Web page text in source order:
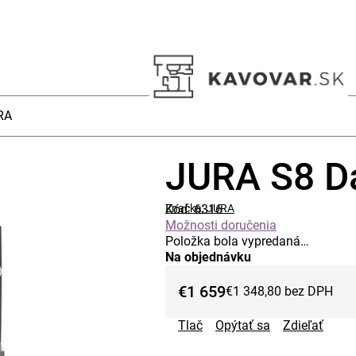
JURA S8
Kód: 6316
Značka:JURA
€1 659€1 348,80 bez DPH
Na objednávku
Možnosti doručenia
Položka bola vypredaná…
Tlač Opýtať sa Zdieľať